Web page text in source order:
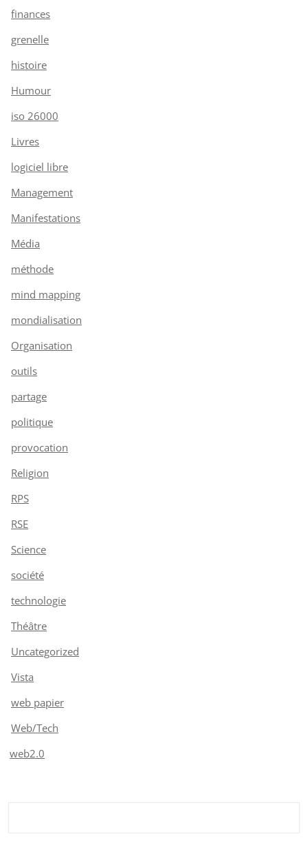
finances
grenelle
histoire
Humour
iso 26000
Livres
logiciel libre
Management
Manifestations
Média
méthode
mind mapping
mondialisation
Organisation
outils
partage
politique
provocation
Religion
RPS
RSE
Science
société
technologie
Théâtre
Uncategorized
Vista
web papier
Web/Tech
web2.0